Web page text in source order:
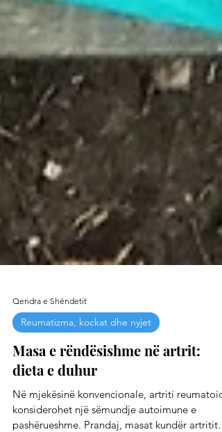
Qendra e Shëndetit
Reumatizma, kockat dhe nyjet
Masa e rëndësishme në artrit:
dieta e duhur
Në mjekësinë konvencionale, artriti reumatoid